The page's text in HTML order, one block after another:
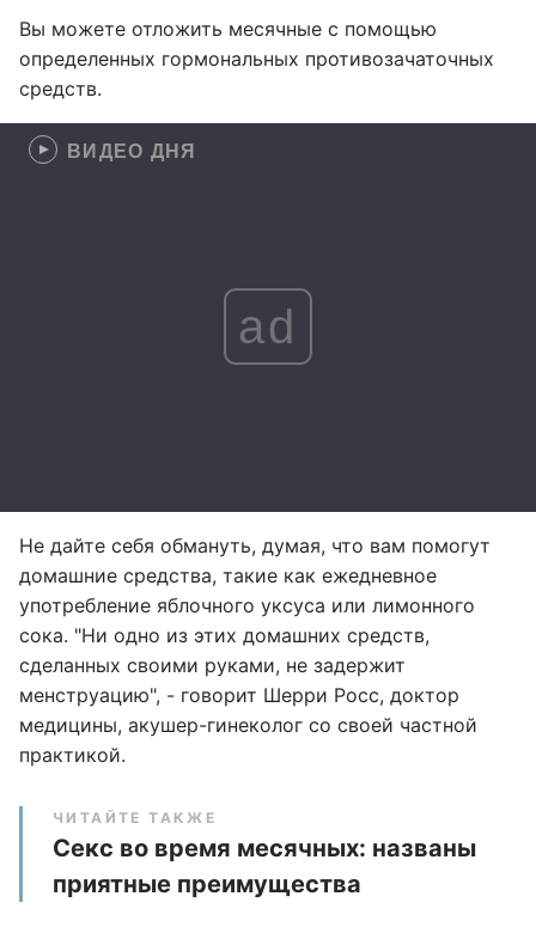
Вы можете отложить месячные с помощью
определенных гормональных противозачаточных
средств.
ВИДЕО ДНЯ
ad
Не дайте себя обмануть, думая, что вам помогут
домашние средства, такие как ежедневное
употребление яблочного уксуса или лимонного
сока. "Ни одно из этих домашних средств,
сделанных своими руками, не задержит
менструацию", - говорит Шерри Росс, доктор
медицины, акушер-гинеколог со своей частной
практикой.
ЧИТАЙТЕ ТАКЖЕ
Секс во время месячных: названы
приятные преимущества